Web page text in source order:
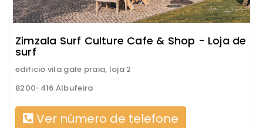
Zimzala Surf Culture Cafe & Shop - Loja de
surf
edificio vila gale praia, loja 2
8200-416 Albufeira
Ver número de telefone